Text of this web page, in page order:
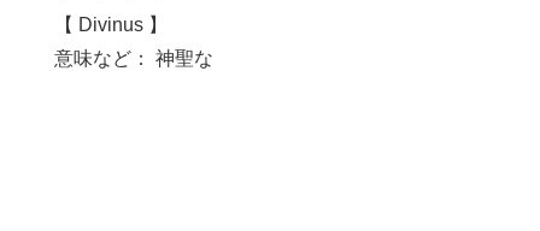
【 Divinus 】
意味など： 神聖な